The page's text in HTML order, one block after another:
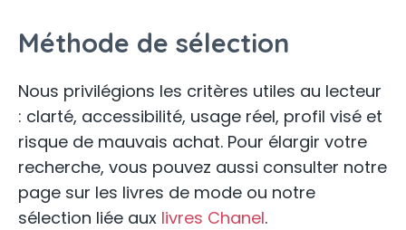
Méthode de sélection
Nous privilégions les critères utiles au lecteur
: clarté, accessibilité, usage réel, profil visé et
risque de mauvais achat. Pour élargir votre
recherche, vous pouvez aussi consulter notre
page sur les livres de mode ou notre
sélection liée aux livres Chanel.